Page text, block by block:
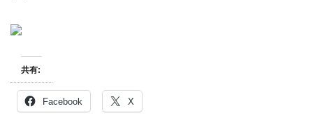
共有:
Facebook X